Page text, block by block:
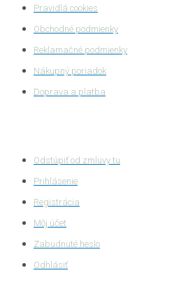
Pravidlá cookies
Obchodné podmienky
Reklamačné podmienky
Nákupný poriadok
Doprava a platba
Odstúpiť od zmluvy tu
Prihlásenie
Registrácia
Môj účet
Zabudnuté heslo
Odhlásiť